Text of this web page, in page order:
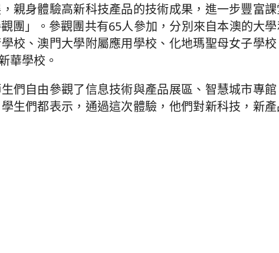
親身體驗高新科技產品的技術成果，進一步豐富
團」。參觀團共有65人參加，分別來自本澳的大
校、澳門大學附屬應用學校、化地瑪聖母女子學
華學校。
們自由參觀了信息技術與產品展區、智慧城市專
生們都表示，通過這次體驗，他們對新科技，新